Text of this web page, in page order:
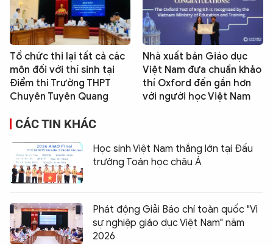
Tổ chức thi lại tất cả các
môn đối với thí sinh tại
Điểm thi Trường THPT
Chuyên Tuyên Quang
Nhà xuất bản Giáo dục
Việt Nam đưa chuẩn khảo
thí Oxford đến gần hơn
với người học Việt Nam
CÁC TIN KHÁC
Học sinh Việt Nam thắng lớn tại Đấu
trường Toán học châu Á
Phát động Giải Báo chí toàn quốc "Vì
sự nghiệp giáo dục Việt Nam" năm
2026